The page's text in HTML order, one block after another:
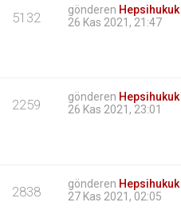
5132 gönderen Hepsihukuk
26 Kas 2021, 21:47
2259 gönderen Hepsihukuk
26 Kas 2021, 23:01
2838 gönderen Hepsihukuk
27 Kas 2021, 02:05